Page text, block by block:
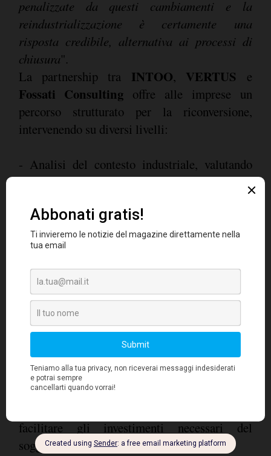
penalizzate da questi cambiamenti e la
reindustrializzazione è certamente una
risposta credibile, alternativa ai processi di
chiusura".
La partnership tra INTOO, VERTUS e
Fossati Consultingoffre alle imprese un
percorso strutturato per la riconversione,
intervenendo su diversi livelli:
- Analisi del contesto industriale, valutando
immobili, impianti, macchinari e risorse
- Individuazione di nuovi progetti industriali,
compatibili con il territorio, innovativi e
sostenibili nel lungo periodo;
- Ricerca di investitori, avvalendosi di un
ampio network nazionale e internazionale;
- Analisi del business plan del progetto di
subentro;
facilitare gli investimenti necessari del
soggetto subentrante;